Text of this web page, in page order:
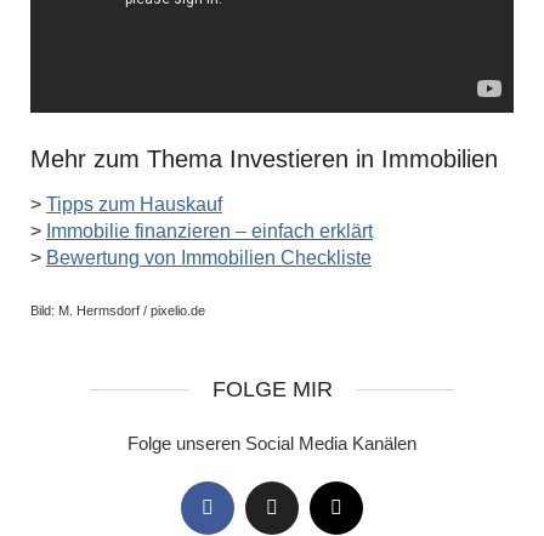
Mehr zum Thema Investieren in Immobilien
> Tipps zum Hauskauf
> Immobilie finanzieren – einfach erklärt
> Bewertung von Immobilien Checkliste
Bild: M. Hermsdorf / pixelio.de
FOLGE MIR
Folge unseren Social Media Kanälen